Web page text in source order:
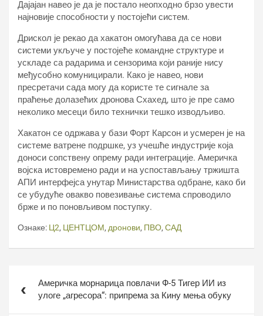
Дајајан навео је да је постало неопходно брзо увести
најновије способности у постојећи систем.
Дрискол је рекао да хакатон омогућава да се нови
системи укључе у постојеће командне структуре и
ускладе са радарима и сензорима који раније нису
међусобно комуницирали. Како је навео, нови
пресретачи сада могу да користе те сигнале за
праћење долазећих дронова Схахед, што је пре само
неколико месеци било технички тешко изводљиво.
Хакатон се одржава у бази Форт Карсон и усмерен је на
системе ватрене подршке, уз учешће индустрије која
доноси сопствену опрему ради интеграције. Америчка
војска истовремено ради и на успостављању тржишта
АПИ интерфејса унутар Министарства одбране, како би
се убудуће овакво повезивање система спроводило
брже и по поновљивом поступку.
Ознаке: Ц2, ЦЕНТЦОМ, дронови, ПВО, САД
чланкаАмеричка морнарица повлачи Ф-5 Тигер ИИ из
улоге „агресора“: припрема за Кину мења обуку